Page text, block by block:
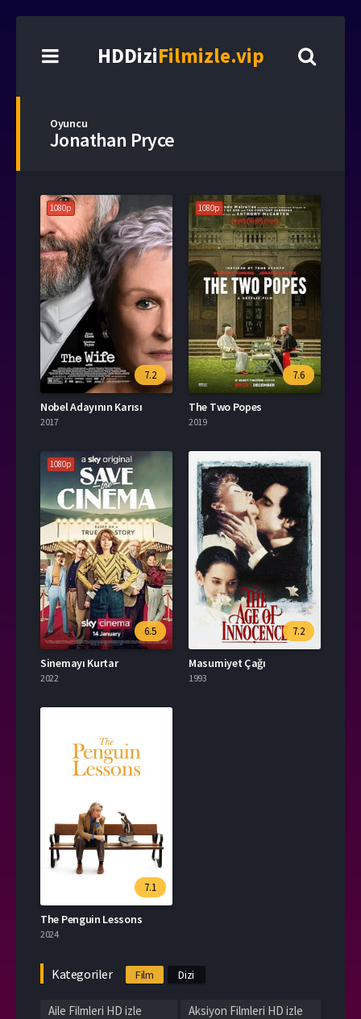
HDDiziFilmizle.vip
Oyuncu
Jonathan Pryce
1080p
7.2
Nobel Adayının Karısı
2017
1080p
7.6
The Two Popes
2019
1080p
6.5
Sinemayı Kurtar
2022
7.2
Masumiyet Çağı
1993
7.1
The Penguin Lessons
2024
Kategoriler Film Dizi
Aile Filmleri HD izle
Aksiyon Filmleri HD izle